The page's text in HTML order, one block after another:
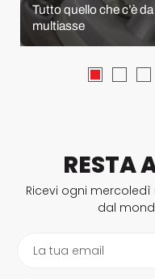
Tutto quello che c’è
multiasse
RESTA
Ricevi ogni
dal
La tua email